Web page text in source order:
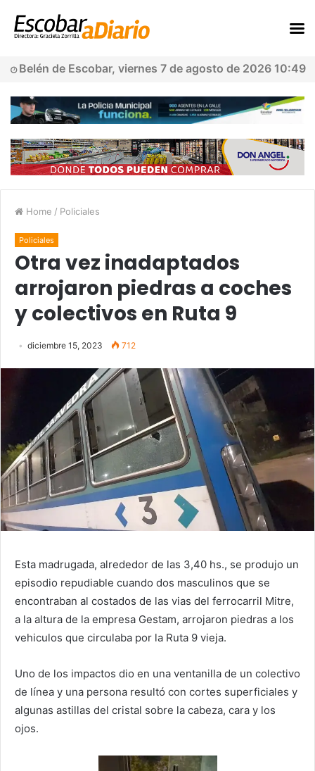
Belén de Escobar, viernes 7 de agosto de 2026 10:49
Home / Policiales
Policiales
Otra vez inadaptados
arrojaron piedras a coches
y colectivos en Ruta 9
diciembre 15, 2023 712
Esta madrugada, alrededor de las 3,40 hs., se produjo un
episodio repudiable cuando dos masculinos que se
encontraban al costados de las vias del ferrocarril Mitre,
a la altura de la empresa Gestam, arrojaron piedras a los
vehiculos que circulaba por la Ruta 9 vieja.
Uno de los impactos dio en una ventanilla de un colectivo
de línea y una persona resultó con cortes superficiales y
algunas astillas del cristal sobre la cabeza, cara y los
ojos.